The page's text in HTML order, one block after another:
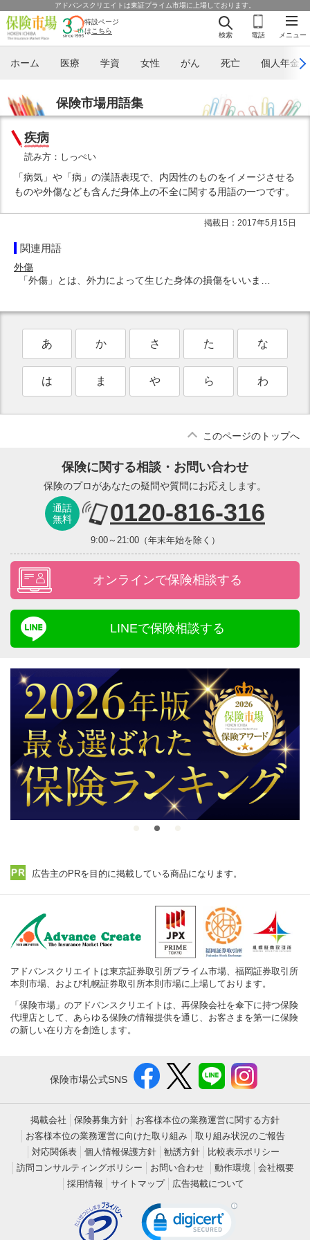
アドバンスクリエイトは東証プライム市場に上場しております。
メニュー
検索 電話
特設ページ
は こちら
ホーム 医療 学資 女性 がん 死亡 個人年金
保険市場用語集
疾病
読み方：しっぺい
「病気」や「病」の漢語表現で、内因性のものをイメージさせる
ものや外傷なども含んだ身体上の不全に関する用語の一つです。
掲載日：2017年5月15日
関連用語
外傷
「外傷」とは、外力によって生じた身体の損傷をいいま…
あ か さ た な
は ま や ら わ
このページのトップへ
保険に関する相談・お問い合わせ
保険のプロがあなたの疑問や質問にお応えします。
通話
無料
0120-816-316
9:00～21:00（年末年始を除く）
オンラインで保険相談する
LINEで保険相談する
広告主のPRを目的に掲載している商品になります。
アドバンスクリエイトは東京証券取引所プライム市場、福岡証券取引所
本則市場、および札幌証券取引所本則市場に上場しております。
「保険市場」のアドバンスクリエイトは、再保険会社を傘下に持つ保険
代理店として、あらゆる保険の情報提供を通じ、お客さまを第一に保険
の新しい在り方を創造します。
保険市場公式SNS
掲載会社 保険募集方針
お客様本位の業務運営に関する方針
お客様本位の業務運営に向けた取り組み
取り組み状況のご報告
対応関係表
個人情報保護方針 勧誘方針
比較表示ポリシー
訪問コンサルティングポリシー
お問い合わせ 動作環境
会社概要
採用情報
サイトマップ 広告掲載について